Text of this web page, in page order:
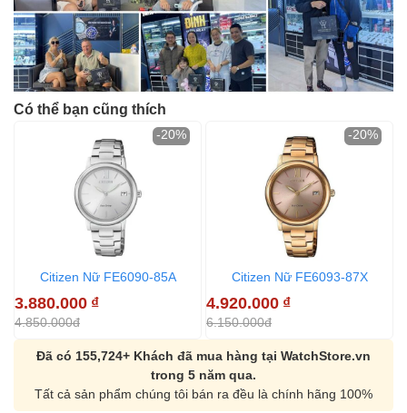
Có thể bạn cũng thích
Citizen Nữ FE6090-85A
3.880.000 ₫
4.850.000đ
-20%
Citizen Nữ FE6093-87X
4.920.000 ₫
6.150.000đ
-20%
Đã có 155,724+ Khách đã mua hàng tại WatchStore.vn
trong 5 năm qua.
Tất cả sản phẩm chúng tôi bán ra đều là chính hãng 100%